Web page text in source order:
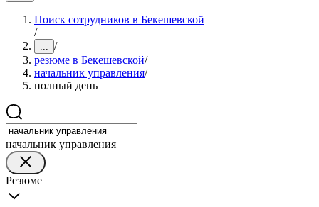
Поиск сотрудников в Бекешевской
/
... /
резюме в Бекешевской/
начальник управления/
полный день
начальник управления
Резюме